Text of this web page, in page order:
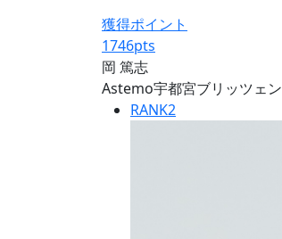
獲得ポイント
1746pts
岡 篤志
Astemo宇都宮ブリッツェン
RANK2